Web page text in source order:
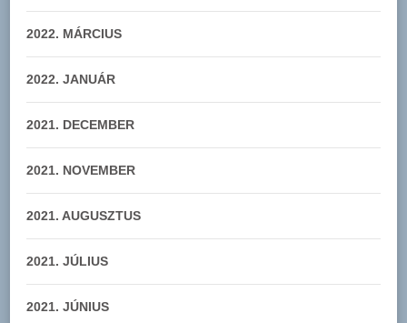
2022. MÁRCIUS
2022. JANUÁR
2021. DECEMBER
2021. NOVEMBER
2021. AUGUSZTUS
2021. JÚLIUS
2021. JÚNIUS